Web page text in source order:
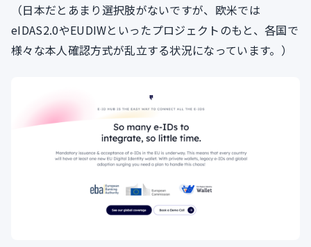
（日本だとあまり選択肢がないですが、欧米では
eIDAS2.0やEUDIWといったプロジェクトのもと、各国で
様々な本人確認方式が乱立する状況になっています。）